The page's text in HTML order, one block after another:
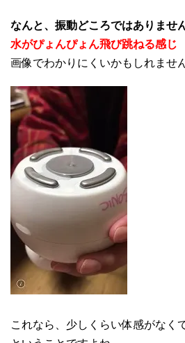
なんと、振動どころではありませ
水がぴょんぴょん飛び跳ねる感じ
画像でわかりにくいかもしれませ
これなら、少しくらい体感がなく